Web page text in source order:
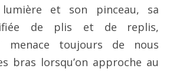
et son pinceau, sa
de plis et de
replis,
menace toujours de nous
bras lorsqu’on approche au